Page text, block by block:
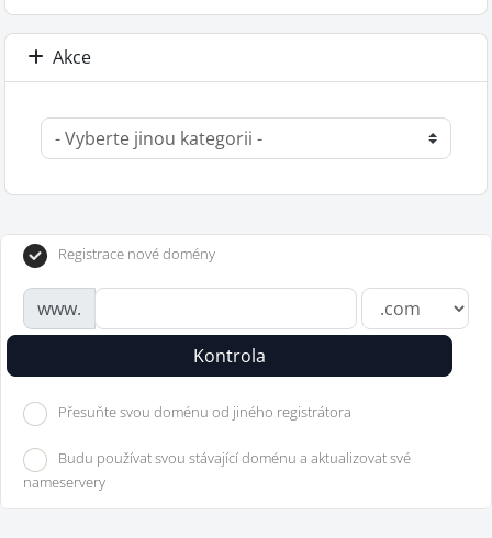
Akce
Registrace nové domény
www.
Kontrola
Přesuňte svou doménu od jiného registrátora
Budu používat svou stávající doménu a aktualizovat své
nameservery